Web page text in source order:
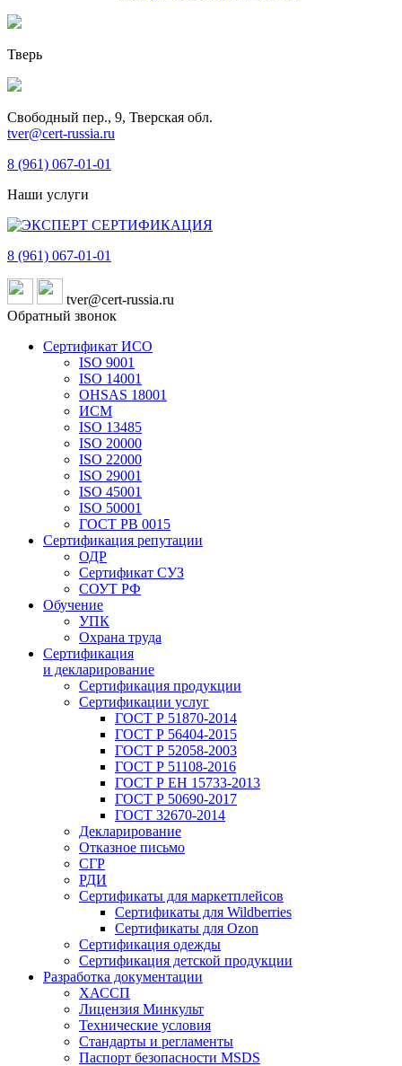
Тверь
Свободный пер., 9, Тверская обл.
tver@cert-russia.ru
8 (961) 067-01-01
Наши услуги
8 (961) 067-01-01
tver@cert-russia.ru
Обратный звонок
Сертификат ИСО
ISO 9001
ISO 14001
OHSAS 18001
ИСМ
ISO 13485
ISO 20000
ISO 22000
ISO 29001
ISO 45001
ISO 50001
ГОСТ РВ 0015
Сертификация репутации
ОДР
Сертификат СУЗ
СОУТ РФ
Обучение
УПК
Охрана труда
Сертификация
и декларирование
Сертификация продукции
Сертификации услуг
ГОСТ Р 51870-2014
ГОСТ Р 56404-2015
ГОСТ Р 52058-2003
ГОСТ Р 51108-2016
ГОСТ Р ЕН 15733-2013
ГОСТ Р 50690-2017
ГОСТ 32670-2014
Декларирование
Отказное письмо
СГР
РДИ
Сертификаты для маркетплейсов
Сертификаты для Wildberries
Сертификаты для Ozon
Сертификация одежды
Сертификация детской продукции
Разработка документации
ХАССП
Лицензия Минкульт
Технические условия
Стандарты и регламенты
Паспорт безопасности MSDS